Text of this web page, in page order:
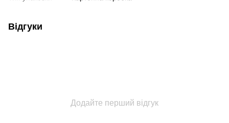
Відгуки
Додайте перший відгук